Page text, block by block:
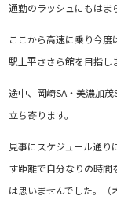
通勤のラッシュにもはま
ここから高速に乗り今
駅上平ささら館を目指し
途中、岡崎SA・美濃加
立ち寄ります。
見事にスケジュール通
す距離で自分なりの時間
は思いませんでした。（